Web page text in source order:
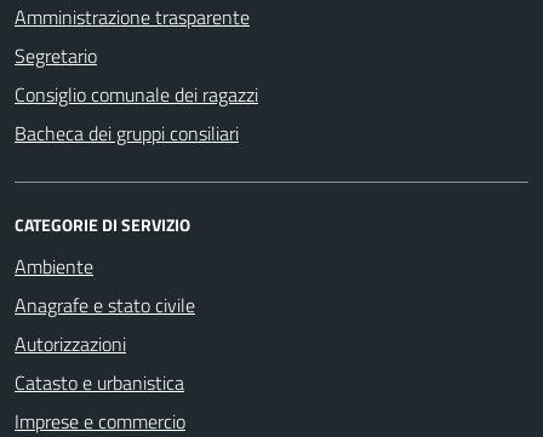
Amministrazione trasparente
Segretario
Consiglio comunale dei ragazzi
Bacheca dei gruppi consiliari
CATEGORIE DI SERVIZIO
Ambiente
Anagrafe e stato civile
Autorizzazioni
Catasto e urbanistica
Imprese e commercio